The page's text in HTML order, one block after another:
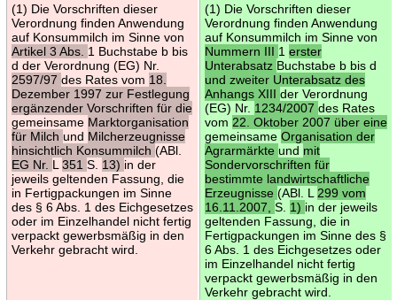
(1) Die Vorschriften dieser
Verordnung finden Anwendung
auf Konsummilch im Sinne von
Artikel 3 Abs. 1 Buchstabe b bis
d der Verordnung (EG) Nr.
2597/97 des Rates vom 18.
Dezember 1997 zur Festlegung
ergänzender Vorschriften für die
gemeinsame Marktorganisation
für Milch und Milcherzeugnisse
hinsichtlich Konsummilch (ABl.
EG Nr. L 351 S. 13) in der
jeweils geltenden Fassung, die
in Fertigpackungen im Sinne
des § 6 Abs. 1 des Eichgesetzes
oder im Einzelhandel nicht fertig
verpackt gewerbsmäßig in den
Verkehr gebracht wird.
(1) Die Vorschriften dieser
Verordnung finden Anwendung
auf Konsummilch im Sinne von
Nummern III 1 erster
Unterabsatz Buchstabe b bis d
und zweiter Unterabsatz des
Anhangs XIII der Verordnung
(EG) Nr. 1234/2007 des Rates
vom 22. Oktober 2007 über eine
gemeinsame Organisation der
Agrarmärkte und mit
Sondervorschriften für
bestimmte landwirtschaftliche
Erzeugnisse (ABl. L 299 vom
16.11.2007, S. 1) in der jeweils
geltenden Fassung, die in
Fertigpackungen im Sinne des §
6 Abs. 1 des Eichgesetzes oder
im Einzelhandel nicht fertig
verpackt gewerbsmäßig in den
Verkehr gebracht wird.